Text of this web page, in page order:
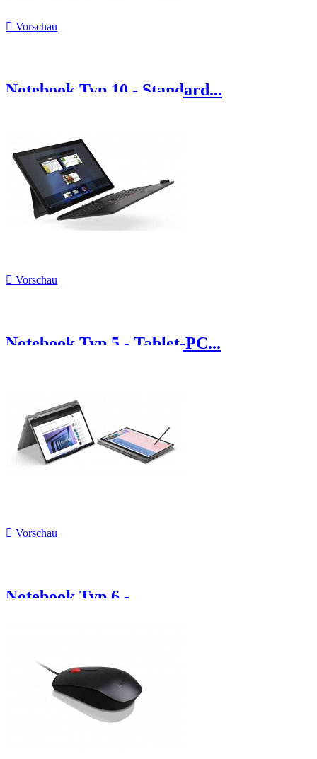
 Vorschau
Notebook Typ 10 - Standard...
 Vorschau
Notebook Typ 5 - Tablet-PC...
 Vorschau
Notebook Typ 6 -...